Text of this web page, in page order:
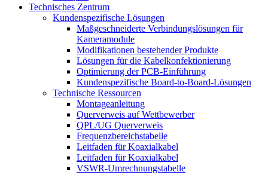
Technisches Zentrum
Kundenspezifische Lösungen
Maßgeschneiderte Verbindungslösungen für
Kameramodule
Modifikationen bestehender Produkte
Lösungen für die Kabelkonfektionierung
Optimierung der PCB-Einführung
Kundenspezifische Board-to-Board-Lösungen
Technische Ressourcen
Montageanleitung
Querverweis auf Wettbewerber
QPL/UG Querverweis
Frequenzbereichstabelle
Leitfaden für Koaxialkabel
Leitfaden für Koaxialkabel
VSWR-Umrechnungstabelle